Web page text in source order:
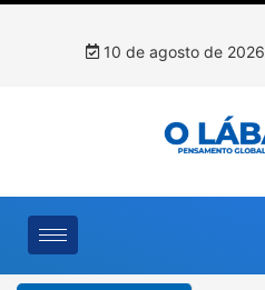
10 de agosto de 2026